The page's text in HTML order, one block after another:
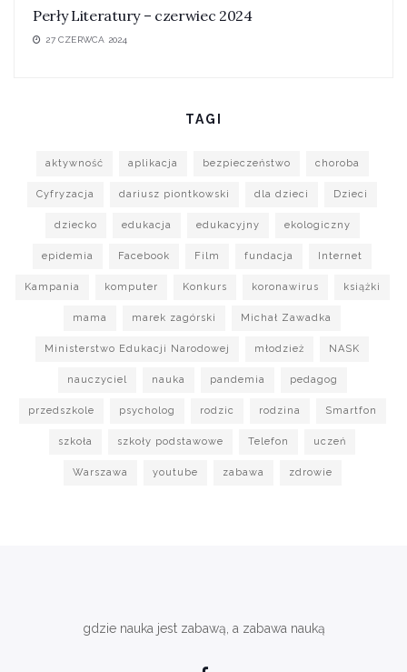
Perły Literatury – czerwiec 2024
27 CZERWCA 2024
TAGI
aktywność aplikacja bezpieczeństwo choroba
Cyfryzacja dariusz piontkowski dla dzieci Dzieci
dziecko edukacja edukacyjny ekologiczny
epidemia Facebook Film fundacja Internet
Kampania komputer Konkurs koronawirus książki
mama marek zagórski Michał Zawadka
Ministerstwo Edukacji Narodowej młodzież NASK
nauczyciel nauka pandemia pedagog
przedszkole psycholog rodzic rodzina Smartfon
szkoła szkoły podstawowe Telefon uczeń
Warszawa youtube zabawa zdrowie
gdzie nauka jest zabawą, a zabawa nauką